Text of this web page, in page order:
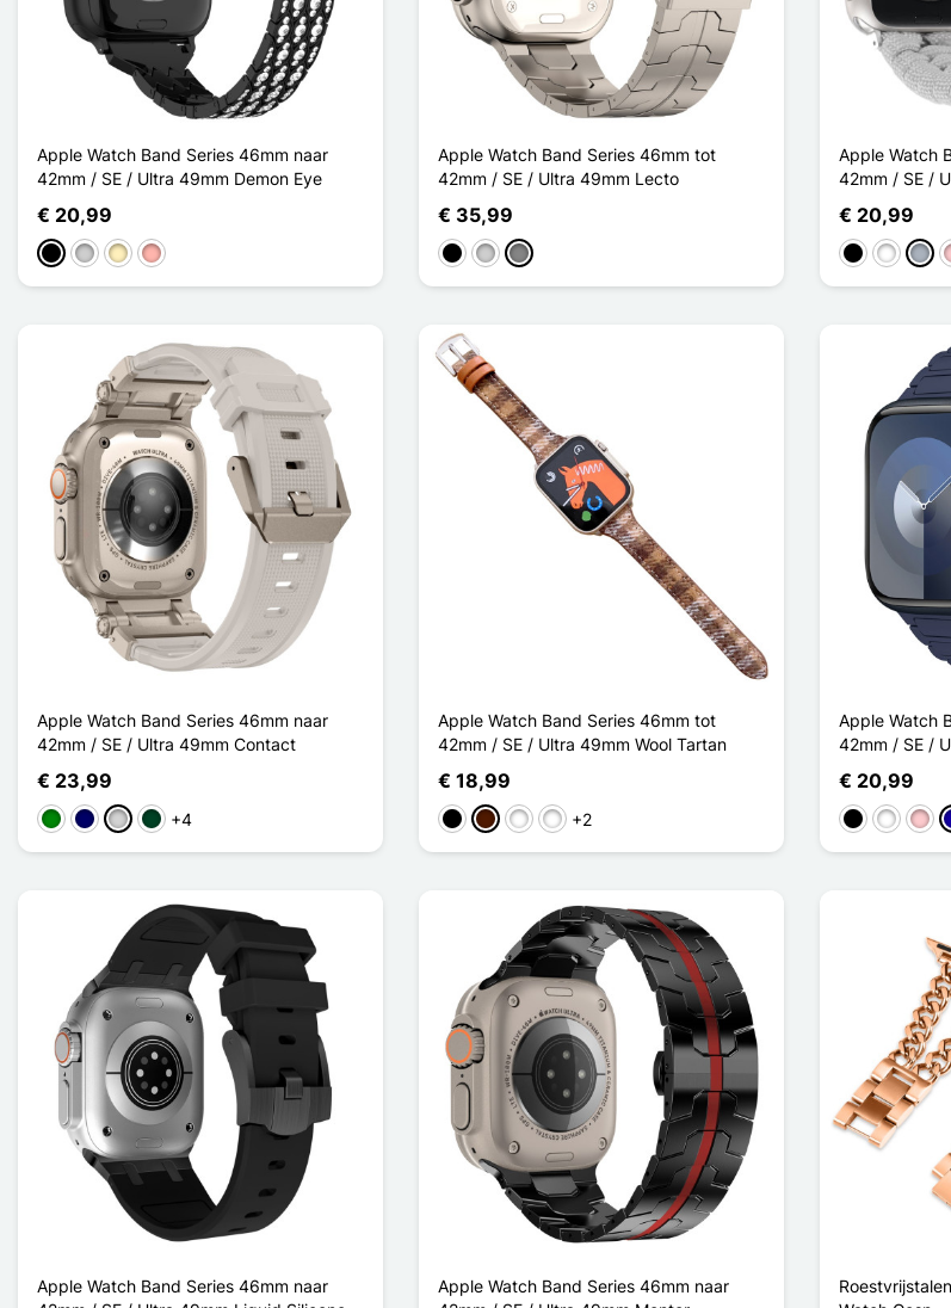
Apple Watch Band Series 46mm naar
42mm / SE / Ultra 49mm Demon Eye
€ 20,99
ZwartZilverGoldenRose Goud
Apple Watch Band Series 46mm tot
42mm / SE / Ultra 49mm Lecto
€ 35,99
ZwartZilverGris Titanium
Apple Watch
42mm / SE /
€ 20,99
ZwartWit Grijs
Apple Watch Band Series 46mm naar
42mm / SE / Ultra 49mm Contact
€ 23,99
GroenMarine Blauw
Gris clairVert Noirâtre
+4
Apple Watch Band Series 46mm tot
42mm / SE / Ultra 49mm Wool Tartan
€ 18,99
ZwartDonkerbruin
Noir / Blanc
Rouge / Blanc
+2
Apple Watch
42mm / SE /
€ 20,99
ZwartWit Roze
Apple Watch Band Series 46mm naar
Apple Watch Band Series 46mm naar